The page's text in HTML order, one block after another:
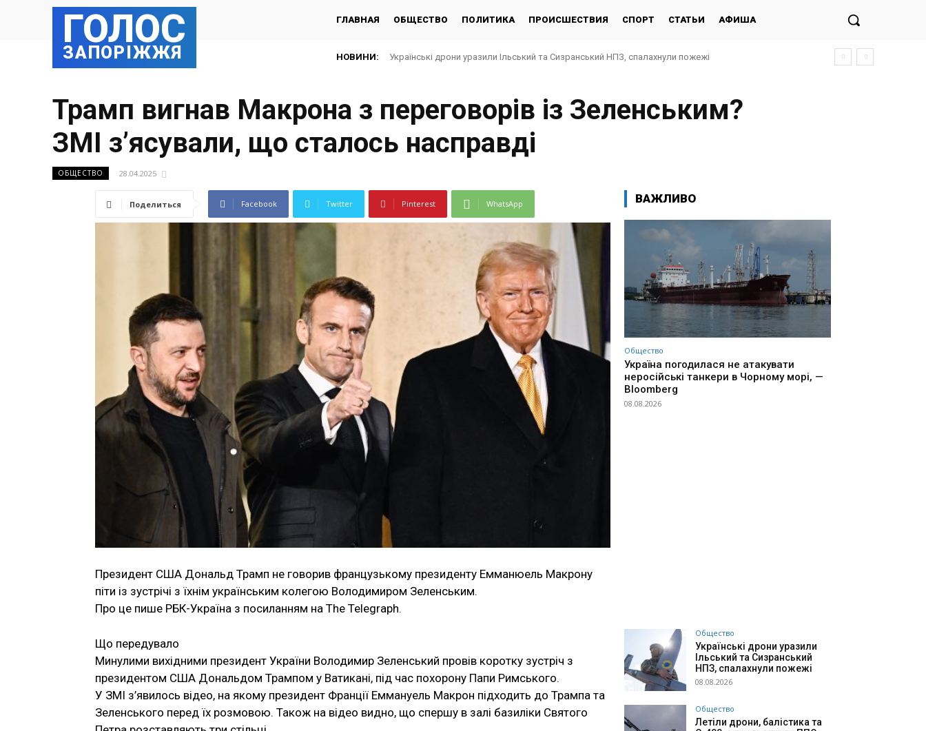
ГОЛОС
ЗАПОРІЖЖЯ
ГЛАВНАЯ ОБЩЕСТВО ПОЛИТИКА ПРОИСШЕСТВИЯ СПОРТ СТАТЬИ АФИША
НОВИНИ: Українські дрони уразили Ільський та Сизранський НПЗ, спалахнули пожежі
Трамп вигнав Макрона з переговорів із Зеленським?
ЗМІ з’ясували, що сталось насправді
ОБЩЕСТВО 28.04.2025
Поделиться Facebook Twitter Pinterest WhatsApp
Президент США Дональд Трамп не говорив французькому президенту Емманюель Макрону
піти із зустрічі з їхнім українським колегою Володимиром Зеленським.
Про це пише РБК-Україна з посиланням на The Telegraph.
Що передувало
Минулими вихідними президент України Володимир Зеленський провів коротку зустріч з
президентом США Дональдом Трампом у Ватикані, під час похорону Папи Римського.
У ЗМІ з’явилось відео, на якому президент Франції Еммануель Макрон підходить до Трампа та
Зеленського перед їх розмовою. Також на відео видно, що спершу в залі базиліки Святого
ВАЖЛИВО
Общество
Україна погодилася не атакувати
неросійські танкери в Чорному морі, —
Bloomberg
08.08.2026
Общество
Українські дрони уразили
Ільський та Сизранський
НПЗ, спалахнули пожежі
08.08.2026
Общество
Летіли дрони, балістика та